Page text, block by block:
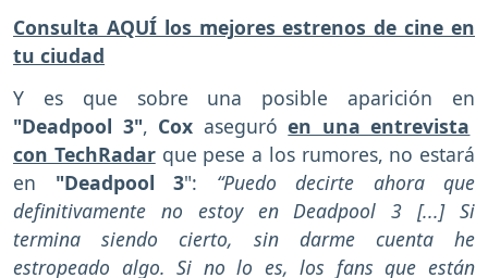
Consulta AQUÍ los mejores estrenos de cine en
tu ciudad
Y es que sobre una posible aparición en
"Deadpool 3", Cox aseguróen una entrevista
con TechRadarque pese a los rumores, no estará
en "Deadpool 3": “Puedo decirte ahora que
definitivamente no estoy en Deadpool 3 [...] Si
termina siendo cierto, sin darme cuenta he
estropeado algo. Si no lo es, los fans que están